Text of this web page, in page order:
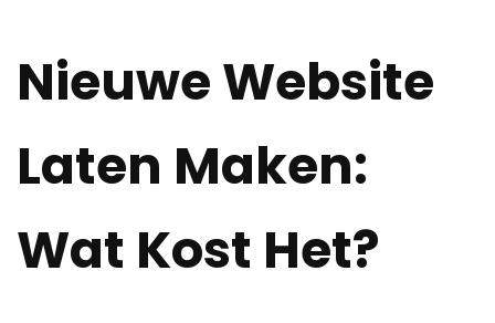
Nieuwe Website
Laten Maken:
Wat Kost Het?